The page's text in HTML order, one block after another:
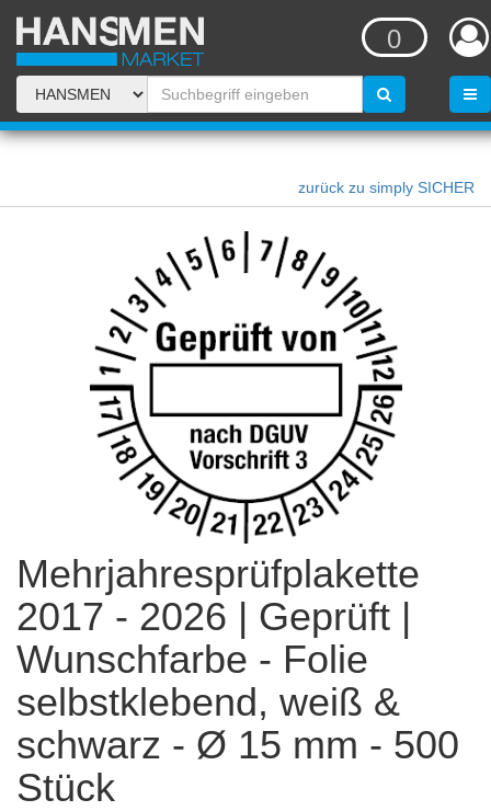
0
zurück zu simply SICHER
Mehrjahresprüfplakette
2017 - 2026 | Geprüft |
Wunschfarbe - Folie
selbstklebend, weiß &
schwarz - Ø 15 mm - 500
Stück